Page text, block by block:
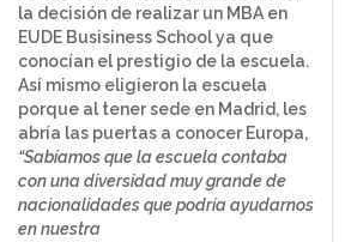
la decisión de realizar un MBA en
EUDE Busisiness School ya que
conocían el prestigio de la escuela.
Así mismo eligieron la escuela
porque al tener sede en Madrid, les
abría las puertas a conocer Europa,
“Sabíamos que la escuela contaba
con una diversidad muy grande de
nacionalidades que podría ayudarnos
en nuestra